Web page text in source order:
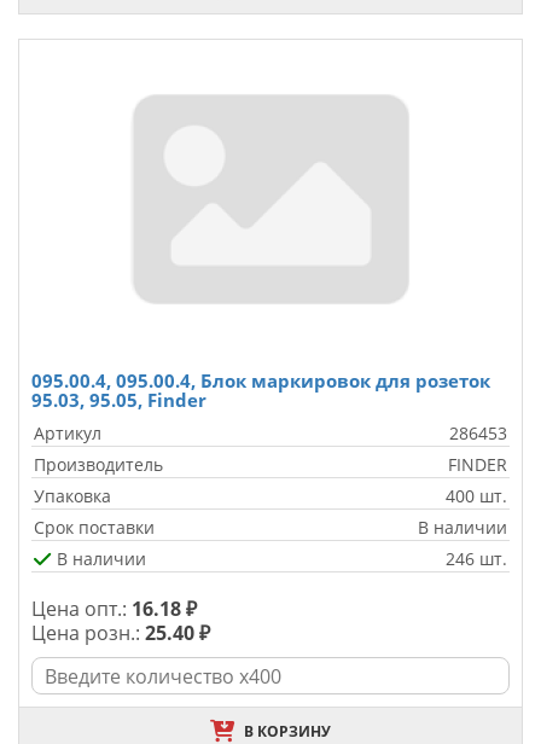
095.00.4, 095.00.4, Блок маркировок для розеток
95.03, 95.05, Finder
Артикул
286453
Производитель
FINDER
Упаковка
400 шт.
Срок поставки
В наличии
В наличии
246 шт.
Цена опт.: 16.18 ₽
Цена розн.: 25.40 ₽
В КОРЗИНУ